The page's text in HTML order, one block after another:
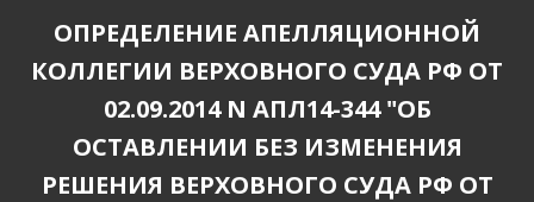
ОПРЕДЕЛЕНИЕ АПЕЛЛЯЦИОННОЙ
КОЛЛЕГИИ ВЕРХОВНОГО СУДА РФ ОТ
02.09.2014 N АПЛ14-344 "ОБ
ОСТАВЛЕНИИ БЕЗ ИЗМЕНЕНИЯ
РЕШЕНИЯ ВЕРХОВНОГО СУДА РФ ОТ